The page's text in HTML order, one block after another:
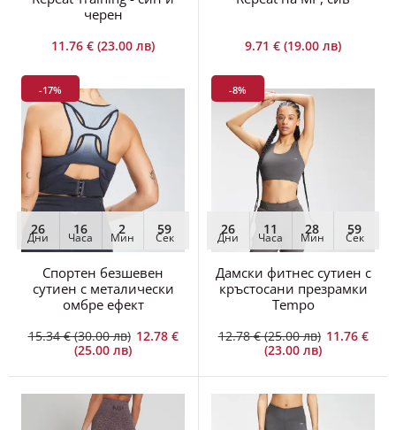
черен
11.76 € (23.00 лв) 9.71 € (19.00 лв)
-17%
26
Дни
16
Часа
2
Мин
59
Сек
Спортен безшевен
сутиен с металически
омбре ефект
15.34 € (30.00 лв) 12.78 €
(25.00 лв)
-8%
26
Дни
11
Часа
28
Мин
59
Сек
Дамски фитнес сутиен с
кръстосани презрамки
Tempo
12.78 € (25.00 лв) 11.76 €
(23.00 лв)